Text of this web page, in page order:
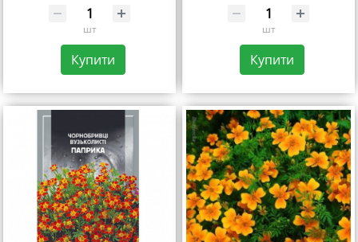
шт
Купити
шт
Купити